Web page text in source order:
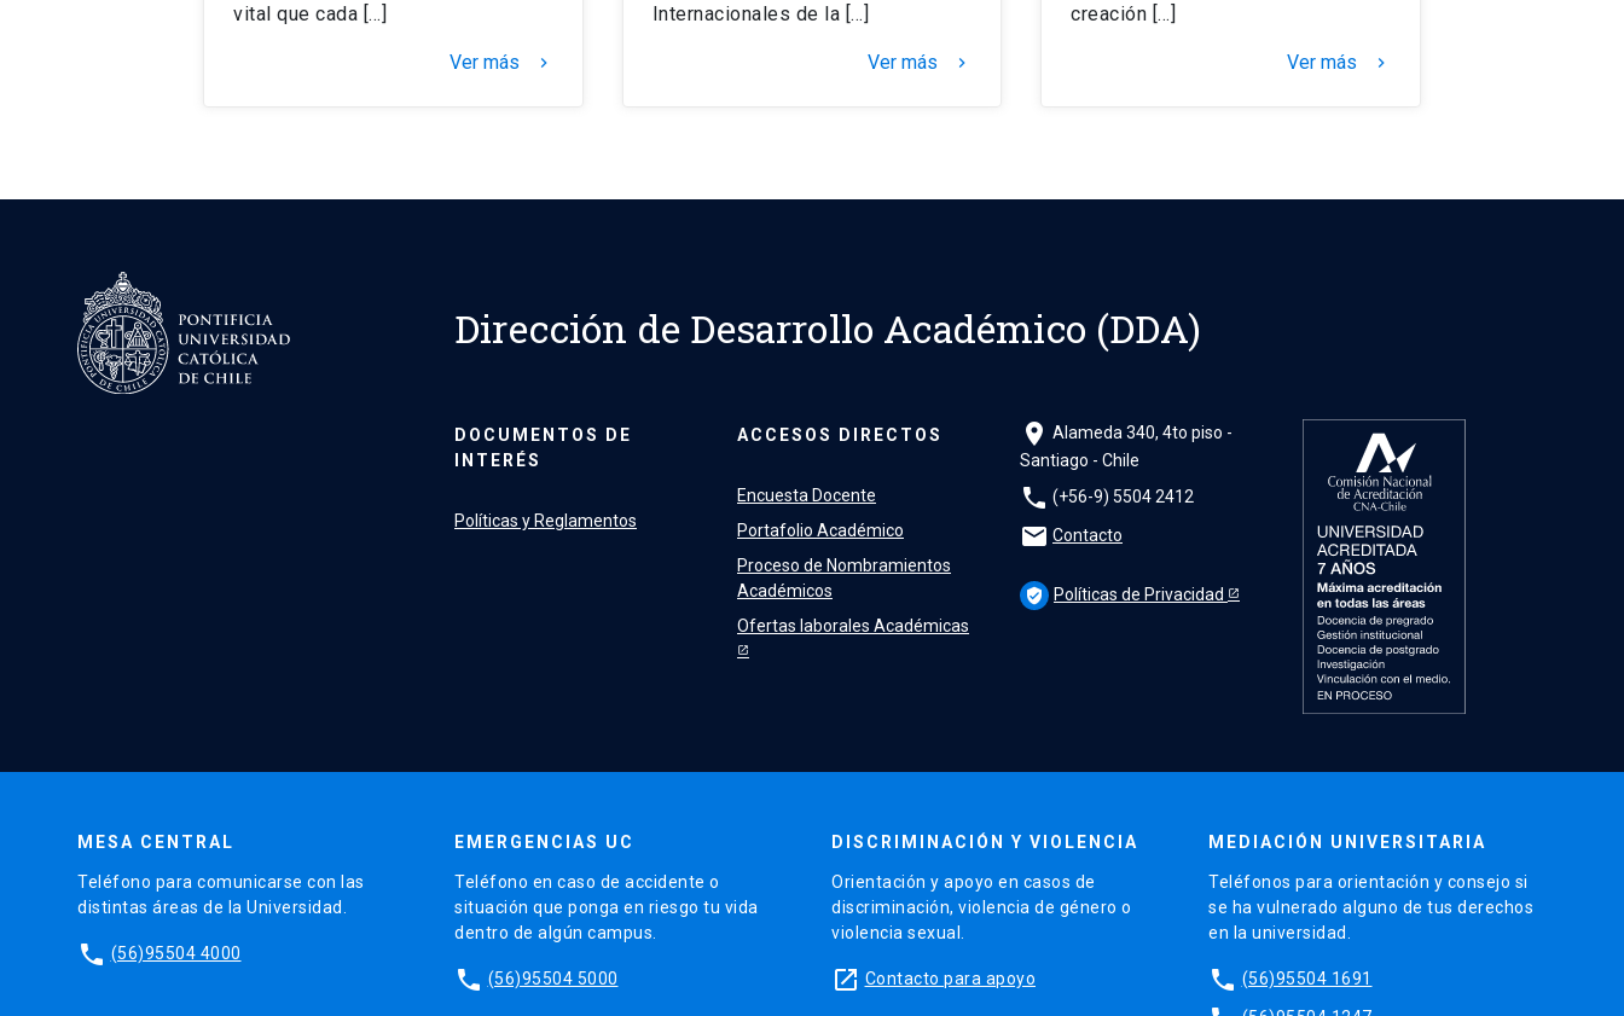
vital que cada […]
Ver más keyboard_arrow_right
Internacionales de la […]
Ver más keyboard_arrow_right
creación […]
Ver más keyboard_arrow_right
Dirección de Desarrollo Académico (DDA)
DOCUMENTOS DE
INTERÉS
Políticas y Reglamentos
ACCESOS DIRECTOS
Encuesta Docente
Portafolio Académico
Proceso de Nombramientos
Académicos
Ofertas laborales Académicas
location_on Alameda 340, 4to piso -
Santiago - Chile
phone (+56-9) 5504 2412
mail Contacto
verified_user Políticas de Privacidad
MESA CENTRAL
Teléfono para comunicarse con las
distintas áreas de la Universidad.
phone (56)95504 4000
EMERGENCIAS UC
Teléfono en caso de accidente o
situación que ponga en riesgo tu vida
dentro de algún campus.
phone (56)95504 5000
DISCRIMINACIÓN Y VIOLENCIA
Orientación y apoyo en casos de
discriminación, violencia de género o
violencia sexual.
launch Contacto para apoyo
MEDIACIÓN UNIVERSITARIA
Teléfonos para orientación y consejo si
se ha vulnerado alguno de tus derechos
en la universidad.
phone (56)95504 1691